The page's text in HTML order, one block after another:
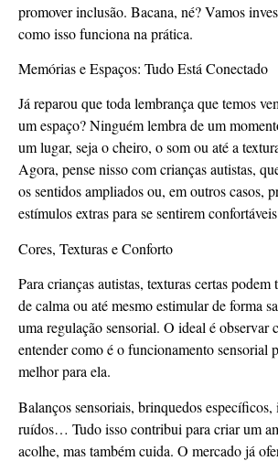
promover inclusão. Bacana, né? Vamos
como isso funciona na prática.
Memórias e Espaços: Tudo Está Conectado
Já reparou que toda lembrança que temos
um espaço? Ninguém lembra de um
um lugar, seja o cheiro, o som ou até a
Agora, pense nisso com crianças autistas,
os sentidos ampliados ou, em outros casos,
estímulos extras para se sentirem
Cores, Texturas e Conforto
Para crianças autistas, texturas certas podem
de calma ou até mesmo estimular de forma
uma regulação sensorial. O ideal é observar
entender como é o funcionamento sensorial
melhor para ela.
Balanços sensoriais, brinquedos específicos,
ruídos… Tudo isso contribui para criar um
acolhe, mas também cuida. O mercado já